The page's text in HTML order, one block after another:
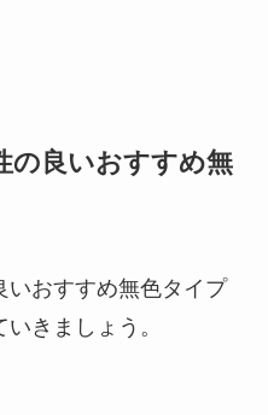
の良いおすすめ無
いおすすめ無色タイプ
きましょう。